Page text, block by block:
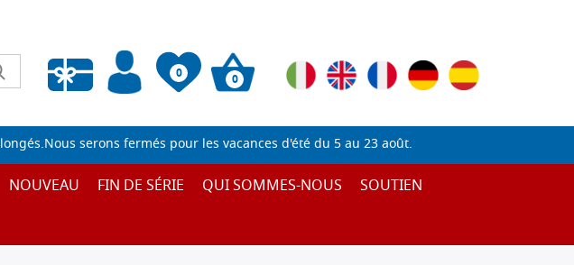
0
vide
0
serons fermés pour les vacances d'été du 5 au 23 août.
NOUVEAU FIN DE SÉRIE QUI SOMMES-NOUS
SOUTIEN